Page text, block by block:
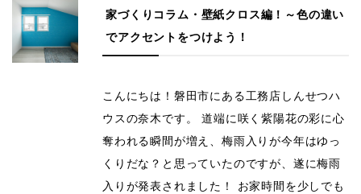
家づくりコラム・壁紙クロス編！～色の違い
でアクセントをつけよう！
こんにちは！磐田市にある工務店しんせつハ
ウスの奈木です。 道端に咲く紫陽花の彩に心
奪われる瞬間が増え、梅雨入りが今年はゆっ
くりだな？と思っていたのですが、遂に梅雨
入りが発表されました！ お家時間を少しでも